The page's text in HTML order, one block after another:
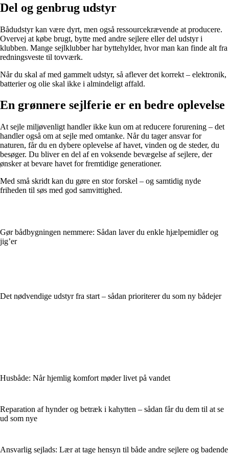
Del og genbrug udstyr
Bådudstyr kan være dyrt, men også ressourcekrævende at producere.
Overvej at købe brugt, bytte med andre sejlere eller del udstyr i
klubben. Mange sejlklubber har byttehylder, hvor man kan finde alt fra
redningsveste til tovværk.
Når du skal af med gammelt udstyr, så aflever det korrekt – elektronik,
batterier og olie skal ikke i almindeligt affald.
En grønnere sejlferie er en bedre oplevelse
At sejle miljøvenligt handler ikke kun om at reducere forurening – det
handler også om at sejle med omtanke. Når du tager ansvar for
naturen, får du en dybere oplevelse af havet, vinden og de steder, du
besøger. Du bliver en del af en voksende bevægelse af sejlere, der
ønsker at bevare havet for fremtidige generationer.
Med små skridt kan du gøre en stor forskel – og samtidig nyde
friheden til søs med god samvittighed.
Gør bådbygningen nemmere: Sådan laver du enkle hjælpemidler og
jig’er
Det nødvendige udstyr fra start – sådan prioriterer du som ny bådejer
Husbåde: Når hjemlig komfort møder livet på vandet
Reparation af hynder og betræk i kahytten – sådan får du dem til at se
ud som nye
Ansvarlig sejlads: Lær at tage hensyn til både andre sejlere og badende